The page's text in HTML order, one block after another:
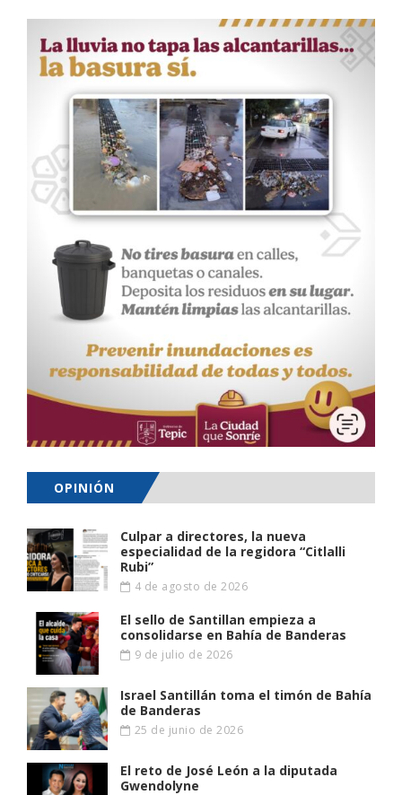
OPINIÓN
Culpar a directores, la nueva
especialidad de la regidora “Citlalli
Rubi”
4 de agosto de 2026
El sello de Santillan empieza a
consolidarse en Bahía de Banderas
9 de julio de 2026
Israel Santillán toma el timón de Bahía
de Banderas
25 de junio de 2026
El reto de José León a la diputada
Gwendolyne